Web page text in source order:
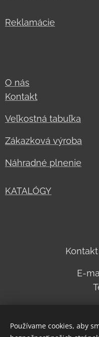
Reklamácie
O nás
Kontakt
Veľkostná tabuľka
Zákazková výroba
Náhradné plnenie
KATALÓGY
E-
Používame cookies, aby